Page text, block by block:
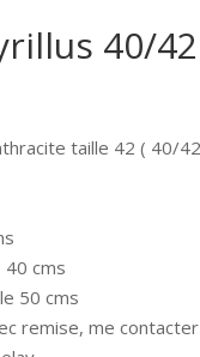
40/42
taille 42 ( 40/
40 cms
50 cms
remise, me contacter